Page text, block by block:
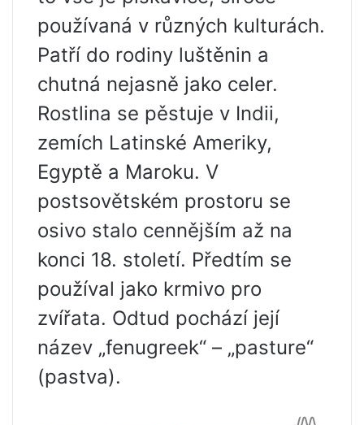
používaná v různých kulturách.
Patří do rodiny luštěnin a
chutná nejasně jako celer.
Rostlina se pěstuje v Indii,
zemích Latinské Ameriky,
Egyptě a Maroku. V
postsovětském prostoru se
osivo stalo cennějším až na
konci 18. století. Předtím se
používal jako krmivo pro
zvířata. Odtud pochází její
název „fenugreek“ – „pasture“
(pastva).